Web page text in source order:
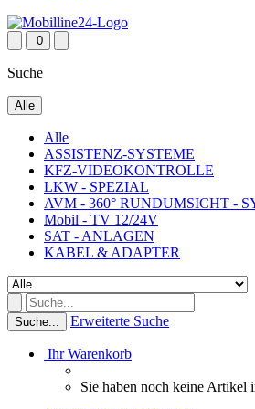
0
Suche
Alle
Alle
ASSISTENZ-SYSTEME
KFZ-VIDEOKONTROLLE
LKW - SPEZIAL
AVM - 360° RUNDUMSICHT -
Mobil - TV 12/24V
SAT - ANLAGEN
KABEL & ADAPTER
Suche... Erweiterte Suche
Ihr Warenkorb
Sie haben noch keine Artikel